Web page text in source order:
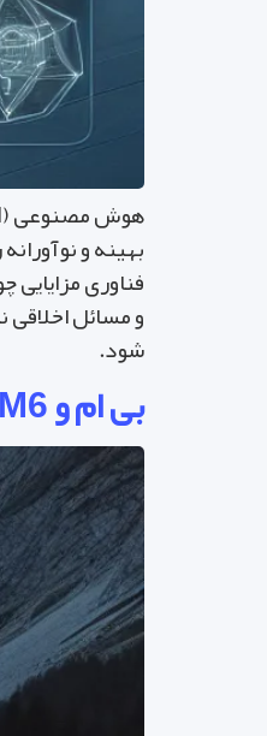
فناوری
و مسائل
شود.
بی ام و E63 M6: بررسی 20 سال سلطنت یک کوپه اسپرت